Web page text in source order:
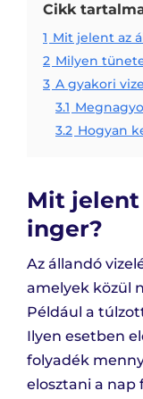
Cikk
1 Mit jelent az
2 Milyen
3 A gyakori
3.1
3.2 Hogyan
Mit jelent
inger?
Az állandó
amelyek közül
Például a
Ilyen esetben
folyadék
elosztani a